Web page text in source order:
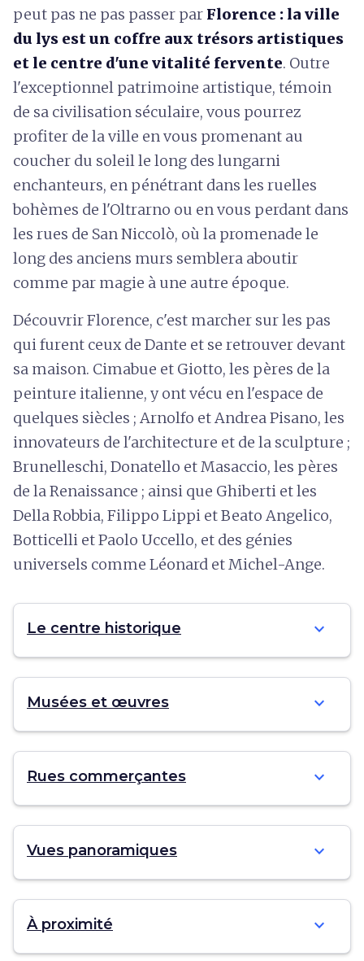
peut pas ne pas passer par Florence : la ville
du lys est un coffre aux trésors artistiques
et le centre d'une vitalité fervente. Outre
l'exceptionnel patrimoine artistique, témoin
de sa civilisation séculaire, vous pourrez
profiter de la ville en vous promenant au
coucher du soleil le long des lungarni
enchanteurs, en pénétrant dans les ruelles
bohèmes de l'Oltrarno ou en vous perdant dans
les rues de San Niccolò, où la promenade le
long des anciens murs semblera aboutir
comme par magie à une autre époque.
Découvrir Florence, c'est marcher sur les pas
qui furent ceux de Dante et se retrouver devant
sa maison. Cimabue et Giotto, les pères de la
peinture italienne, y ont vécu en l'espace de
quelques siècles ; Arnolfo et Andrea Pisano, les
innovateurs de l'architecture et de la sculpture ;
Brunelleschi, Donatello et Masaccio, les pères
de la Renaissance ; ainsi que Ghiberti et les
Della Robbia, Filippo Lippi et Beato Angelico,
Botticelli et Paolo Uccello, et des génies
universels comme Léonard et Michel-Ange.
Le centre historique expand_more
Musées et œuvres expand_more
Rues commerçantes expand_more
Vues panoramiques expand_more
À proximité expand_more